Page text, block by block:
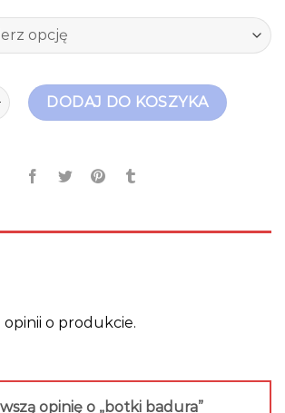
baduraDODAJ DO KOSZYKA
opinii o produkcie.
opinię o „botki badura”